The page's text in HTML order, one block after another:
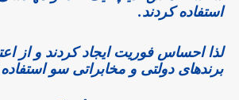
استفاده کردند.
لذا احساس فوریت ایجاد کردند و از
برندهای دولتی و مخابراتی سو